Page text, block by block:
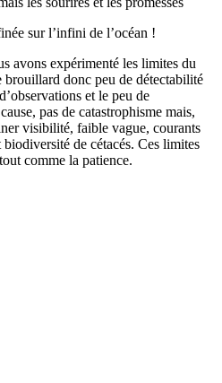
sur l’infini de l’océan !
avons expérimenté les limites du
brouillard donc peu de détectabilité
et le peu de
pas de catastrophisme mais,
visibilité, faible vague, courants
de cétacés. Ces limites
comme la patience.